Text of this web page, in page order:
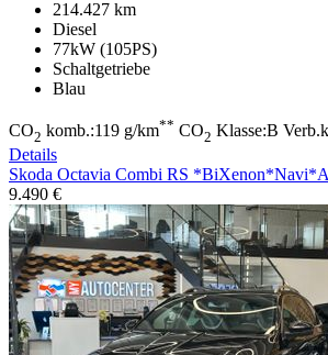
214.427 km
Diesel
77kW (105PS)
Schaltgetriebe
Blau
CO2 komb.:119 g/km** CO2 Klasse:B
Details
Skoda Octavia Combi RS
9.490 €